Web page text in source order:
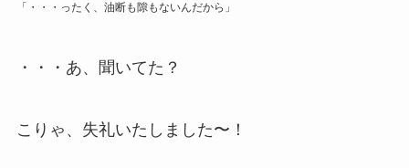
「・・・ったく、油断も隙もないんだから」
・・・あ、聞いてた？
こりゃ、失礼いたしました〜！